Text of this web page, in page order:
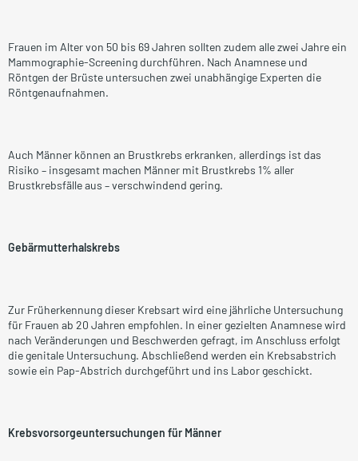
Frauen im Alter von 50 bis 69 Jahren sollten zudem alle zwei Jahre ein
Mammographie-Screening durchführen. Nach Anamnese und
Röntgen der Brüste untersuchen zwei unabhängige Experten die
Röntgenaufnahmen.
Auch Männer können an Brustkrebs erkranken, allerdings ist das
Risiko – insgesamt machen Männer mit Brustkrebs 1% aller
Brustkrebsfälle aus – verschwindend gering.
Gebärmutterhalskrebs
Zur Früherkennung dieser Krebsart wird eine jährliche Untersuchung
für Frauen ab 20 Jahren empfohlen. In einer gezielten Anamnese wird
nach Veränderungen und Beschwerden gefragt, im Anschluss erfolgt
die genitale Untersuchung. Abschließend werden ein Krebsabstrich
sowie ein Pap-Abstrich durchgeführt und ins Labor geschickt.
Krebsvorsorgeuntersuchungen für Männer